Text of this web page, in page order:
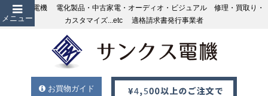
メニュー
サンクス電機 電化製品・中古家電・オーディオ・ビジュアル 修理・買取り・
カスタマイズ...etc 適格請求書発行事業者
お買物ガイド